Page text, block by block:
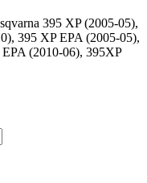
395 XP (2005-05),
395 XP EPA (2005-05),
(2010-06), 395XP